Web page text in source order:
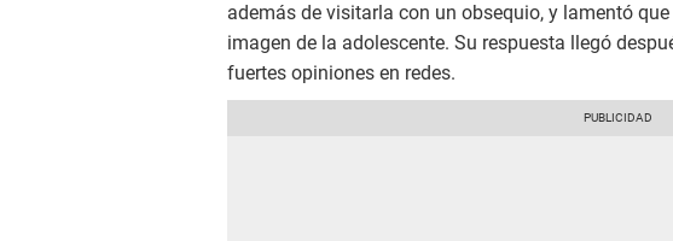
además de visitarla con un obsequio, y lamentó
imagen de la adolescente. Su respuesta llegó
fuertes opiniones en redes.